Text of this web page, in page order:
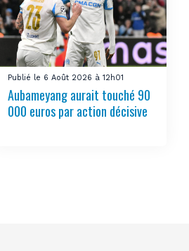
Publié le 6 Août 2026 à 12h01
Aubameyang aurait touché 90
000 euros par action décisive